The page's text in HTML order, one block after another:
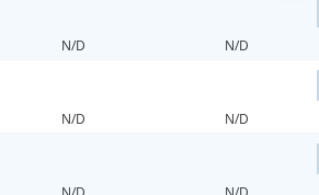
N/D N/D
N/D N/D